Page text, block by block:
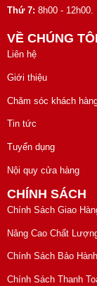
Thứ 7: 8h00 - 12h00.
VỀ CHÚNG TÔI
Liên hệ
Giới thiệu
Chăm sóc khách
Tin tức
Tuyển dụng
Nội quy cửa hàng
CHÍNH SÁCH
Chính Sách Giao
Nâng Cao Chất
Chính Sách Bảo
Chính Sách Thanh